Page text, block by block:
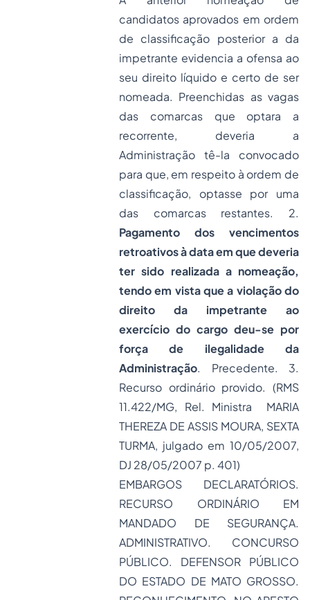
candidatos aprovados em ordem
de classificação posterior a da
impetrante evidencia a ofensa ao
seu direito líquido e certo de ser
nomeada. Preenchidas as vagas
das comarcas que optara a
recorrente, deveria a
Administração tê-la convocado
para que, em respeito à ordem de
classificação, optasse por uma
das comarcas restantes. 2.
Pagamento dos vencimentos
retroativos à data em que deveria
ter sido realizada a nomeação,
tendo em vista que a violação do
direito da impetrante ao
exercício do cargo deu-se por
força de ilegalidade da
Administração. Precedente. 3.
Recurso ordinário provido. (RMS
11.422/MG, Rel. Ministra MARIA
THEREZA DE ASSIS MOURA, SEXTA
TURMA, julgado em 10/05/2007,
DJ 28/05/2007 p. 401)
EMBARGOS DECLARATÓRIOS.
RECURSO ORDINÁRIO EM
MANDADO DE SEGURANÇA.
ADMINISTRATIVO. CONCURSO
PÚBLICO. DEFENSOR PÚBLICO
DO ESTADO DE MATO GROSSO.